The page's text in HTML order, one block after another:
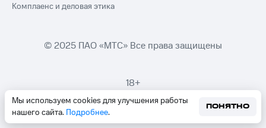
Мы используем cookies для улучшения работы
нашего сайта. Подробнее.
ПОНЯТНО
Комплаенс и деловая этика
© 2025 ПАО «МТС» Все права защищены
18+